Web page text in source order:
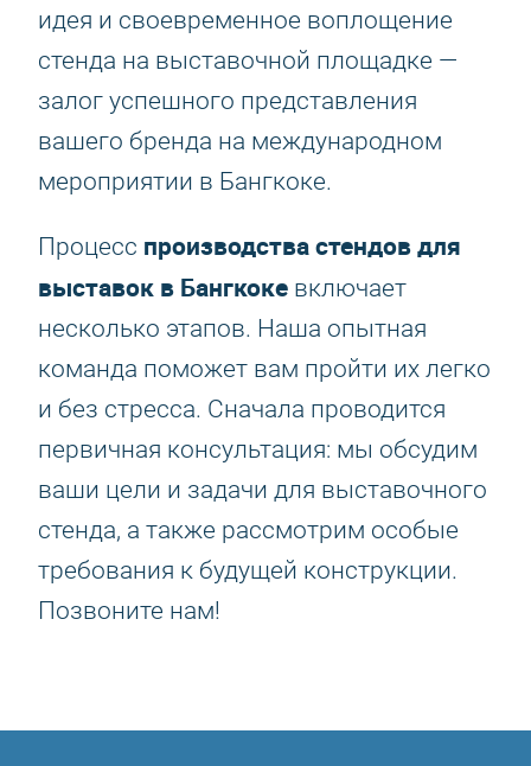
идея и своевременное воплощение
стенда на выставочной площадке —
залог успешного представления
вашего бренда на международном
мероприятии в Бангкоке.
Процесс производства стендов для
выставок в Бангкоке включает
несколько этапов. Наша опытная
команда поможет вам пройти их легко
и без стресса. Сначала проводится
первичная консультация: мы обсудим
ваши цели и задачи для выставочного
стенда, а также рассмотрим особые
требования к будущей конструкции.
Позвоните нам!